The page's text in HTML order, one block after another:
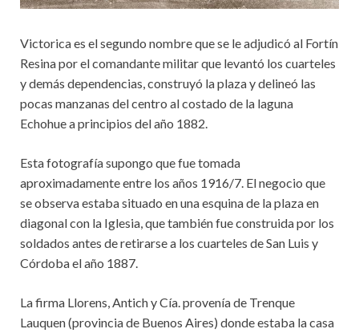
Victorica es el segundo nombre que se le adjudicó al Fortín
Resina por el comandante militar que levantó los cuarteles
y demás dependencias, construyó la plaza y delineó las
pocas manzanas del centro al costado de la laguna
Echohue a principios del año 1882.
Esta fotografía supongo que fue tomada
aproximadamente entre los años 1916/7. El negocio que
se observa estaba situado en una esquina de la plaza en
diagonal con la Iglesia, que también fue construida por los
soldados antes de retirarse a los cuarteles de San Luis y
Córdoba el año 1887.
La firma Llorens, Antich y Cía. provenía de Trenque
Lauquen (provincia de Buenos Aires) donde estaba la casa